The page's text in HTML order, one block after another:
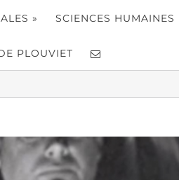
» SCIENCES HUMAINES
PLOUVIET